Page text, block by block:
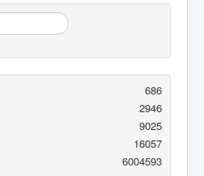
686
2946
9025
16057
6004593